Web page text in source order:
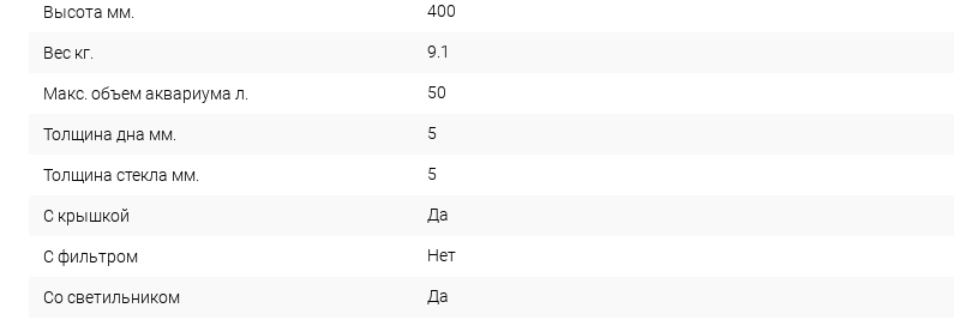
Высота мм. 400
Вес кг. 9.1
Макс. объем аквариума л. 50
Толщина дна мм. 5
Толщина стекла мм. 5
С крышкой Да
С фильтром Нет
Со светильником Да